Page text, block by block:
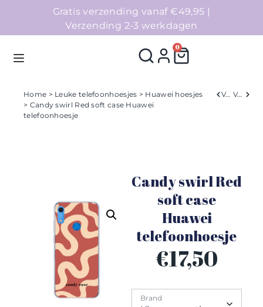
Gratis verzending vanaf €49,95 |
Verzending 2-3 werkdagen
0
Homepage
Collecties
Home > Leuke telefoonhoesjes > Huawei hoesjes
> Candy swirl Red soft case Huawei
telefoonhoesje
Verleden Volgend
Candy swirl Red
soft case
Huawei
telefoonhoesje
€17,50
Brand